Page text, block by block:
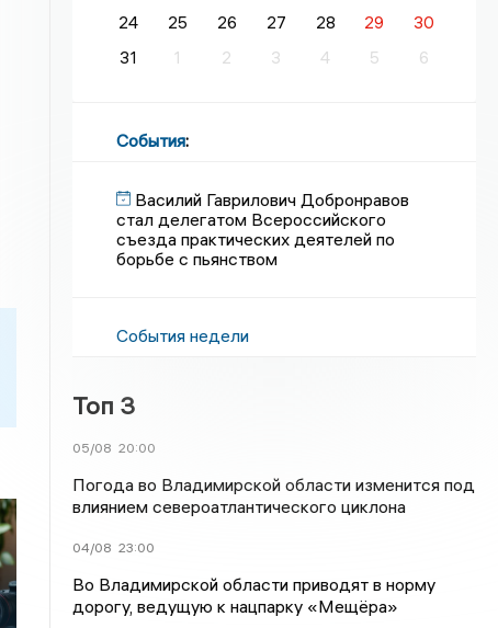
24
25 26 27 28 29
30
31
1 2 3 4 5 6
События:
Василий Гаврилович Добронравов
стал делегатом Всероссийского
съезда практических деятелей по
борьбе с пьянством
События недели
Топ 3
05/08 20:00
Погода во Владимирской области изменится под
влиянием североатлантического циклона
04/08 23:00
Во Владимирской области приводят в норму
дорогу, ведущую к нацпарку «Мещёра»